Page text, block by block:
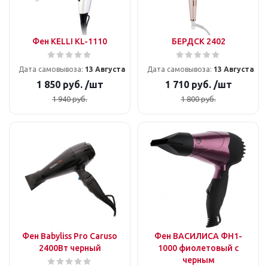
Фен KELLI KL-1110
Дата самовывоза: 13 Августа
1 850руб. /шт
1 940руб.
БЕРДСК 2402
Дата самовывоза: 13 Августа
1 710руб. /шт
1 800руб.
Фен Babyliss Pro Caruso
2400Вт черный
Фен ВАСИЛИСА ФН1-
1000 фиолетовый с
черным